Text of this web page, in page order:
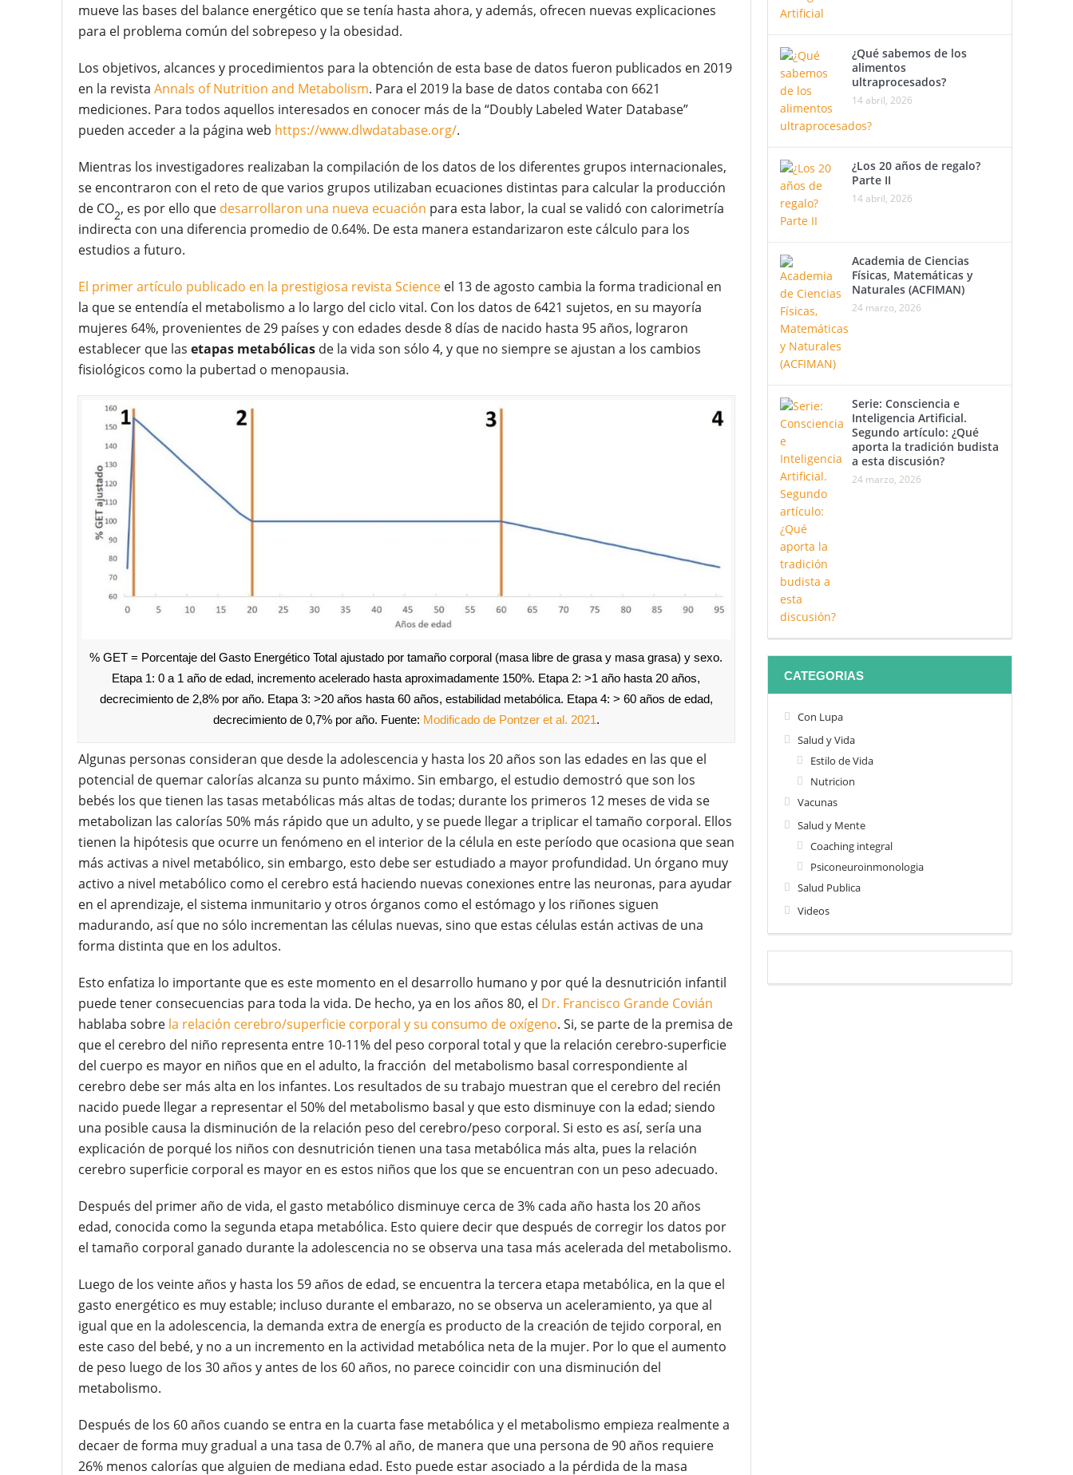
mueve las bases del balance energético que se tenía hasta ahora, y además, ofrecen nuevas explicaciones
para el problema común del sobrepeso y la obesidad.
Los objetivos, alcances y procedimientos para la obtención de esta base de datos fueron publicados en 2019
en la revista Annals of Nutrition and Metabolism. Para el 2019 la base de datos contaba con 6621
mediciones. Para todos aquellos interesados en conocer más de la “Doubly Labeled Water Database”
pueden acceder a la página web https://www.dlwdatabase.org/.
Mientras los investigadores realizaban la compilación de los datos de los diferentes grupos internacionales,
se encontraron con el reto de que varios grupos utilizaban ecuaciones distintas para calcular la producción
de CO2, es por ello que desarrollaron una nueva ecuación para esta labor, la cual se validó con calorimetría
indirecta con una diferencia promedio de 0.64%. De esta manera estandarizaron este cálculo para los
estudios a futuro.
El primer artículo publicado en la prestigiosa revista Scienceel 13 de agosto cambia la forma tradicional en
la que se entendía el metabolismo a lo largo del ciclo vital. Con los datos de 6421 sujetos, en su mayoría
mujeres 64%, provenientes de 29 países y con edades desde 8 días de nacido hasta 95 años, lograron
establecer que las etapas metabólicasde la vida son sólo 4, y que no siempre se ajustan a los cambios
fisiológicos como la pubertad o menopausia.
% GET = Porcentaje del Gasto Energético Total ajustado por tamaño corporal (masa libre de grasa y masa grasa) y sexo.
Etapa 1: 0 a 1 año de edad, incremento acelerado hasta aproximadamente 150%. Etapa 2: >1 año hasta 20 años,
decrecimiento de 2,8% por año. Etapa 3: >20 años hasta 60 años, estabilidad metabólica. Etapa 4: > 60 años de edad,
decrecimiento de 0,7% por año. Fuente: Modificado de Pontzer et al. 2021.
Algunas personas consideran que desde la adolescencia y hasta los 20 años son las edades en las que el
potencial de quemar calorías alcanza su punto máximo. Sin embargo, el estudio demostró que son los
bebés los que tienen las tasas metabólicas más altas de todas; durante los primeros 12 meses de vida se
metabolizan las calorías 50% más rápido que un adulto, y se puede llegar a triplicar el tamaño corporal. Ellos
tienen la hipótesis que ocurre un fenómeno en el interior de la célula en este período que ocasiona que sean
más activas a nivel metabólico, sin embargo, esto debe ser estudiado a mayor profundidad. Un órgano muy
activo a nivel metabólico como el cerebro está haciendo nuevas conexiones entre las neuronas, para ayudar
en el aprendizaje, el sistema inmunitario y otros órganos como el estómago y los riñones siguen
madurando, así que no sólo incrementan las células nuevas, sino que estas células están activas de una
forma distinta que en los adultos.
Esto enfatiza lo importante que es este momento en el desarrollo humano y por qué la desnutrición infantil
puede tener consecuencias para toda la vida. De hecho, ya en los años 80, el Dr. Francisco Grande Covián
hablaba sobre la relación cerebro/superficie corporal y su consumo de oxígeno. Si, se parte de la premisa de
que el cerebro del niño representa entre 10-11% del peso corporal total y que la relación cerebro-superficie
del cuerpo es mayor en niños que en el adulto, la fracción del metabolismo basal correspondiente al
cerebro debe ser más alta en los infantes. Los resultados de su trabajo muestran que el cerebro del recién
nacido puede llegar a representar el 50% del metabolismo basal y que esto disminuye con la edad; siendo
una posible causa la disminución de la relación peso del cerebro/peso corporal. Si esto es así, sería una
explicación de porqué los niños con desnutrición tienen una tasa metabólica más alta, pues la relación
cerebro superficie corporal es mayor en es estos niños que los que se encuentran con un peso adecuado.
Después del primer año de vida, el gasto metabólico disminuye cerca de 3% cada año hasta los 20 años
edad, conocida como la segunda etapa metabólica. Esto quiere decir que después de corregir los datos por
el tamaño corporal ganado durante la adolescencia no se observa una tasa más acelerada del metabolismo.
Luego de los veinte años y hasta los 59 años de edad, se encuentra la tercera etapa metabólica, en la que el
gasto energético es muy estable; incluso durante el embarazo, no se observa un aceleramiento, ya que al
igual que en la adolescencia, la demanda extra de energía es producto de la creación de tejido corporal, en
este caso del bebé, y no a un incremento en la actividad metabólica neta de la mujer. Por lo que el aumento
de peso luego de los 30 años y antes de los 60 años, no parece coincidir con una disminución del
metabolismo.
Después de los 60 años cuando se entra en la cuarta fase metabólica y el metabolismo empieza realmente a
decaer de forma muy gradual a una tasa de 0.7% al año, de manera que una persona de 90 años requiere
26% menos calorías que alguien de mediana edad. Esto puede estar asociado a la pérdida de la masa
¿Qué sabemos de los
alimentos
ultraprocesados?
14 abril, 2026
¿Los 20 años de regalo?
Parte II
14 abril, 2026
Academia de Ciencias
Físicas, Matemáticas y
Naturales (ACFIMAN)
24 marzo, 2026
Serie: Consciencia e
Inteligencia Artificial.
Segundo artículo: ¿Qué
aporta la tradición budista
a esta discusión?
24 marzo, 2026
CATEGORIAS
Con Lupa
Salud y Vida
Estilo de Vida
Nutricion
Vacunas
Salud y Mente
Coaching integral
Psiconeuroinmonologia
Salud Publica
Videos